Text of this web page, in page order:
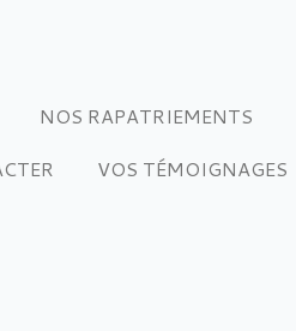
NOS RAPATRIEMENTS
VOS TÉMOIGNAGES